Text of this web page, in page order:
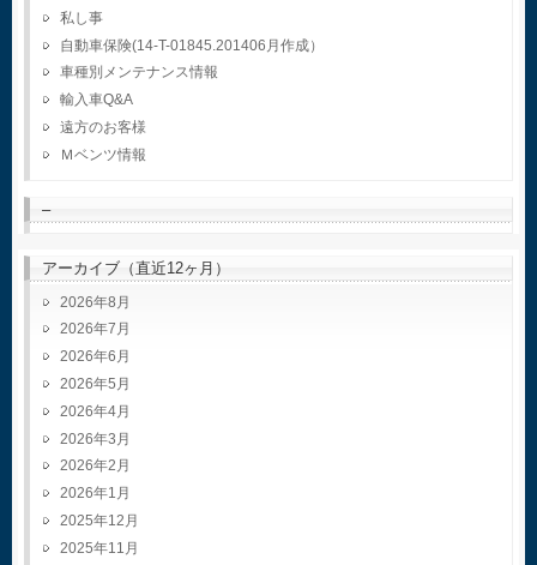
私し事
自動車保険(14-T-01845.201406月作成）
車種別メンテナンス情報
輸入車Q&A
遠方のお客様
Ｍベンツ情報
–
アーカイブ（直近12ヶ月）
2026年8月
2026年7月
2026年6月
2026年5月
2026年4月
2026年3月
2026年2月
2026年1月
2025年12月
2025年11月